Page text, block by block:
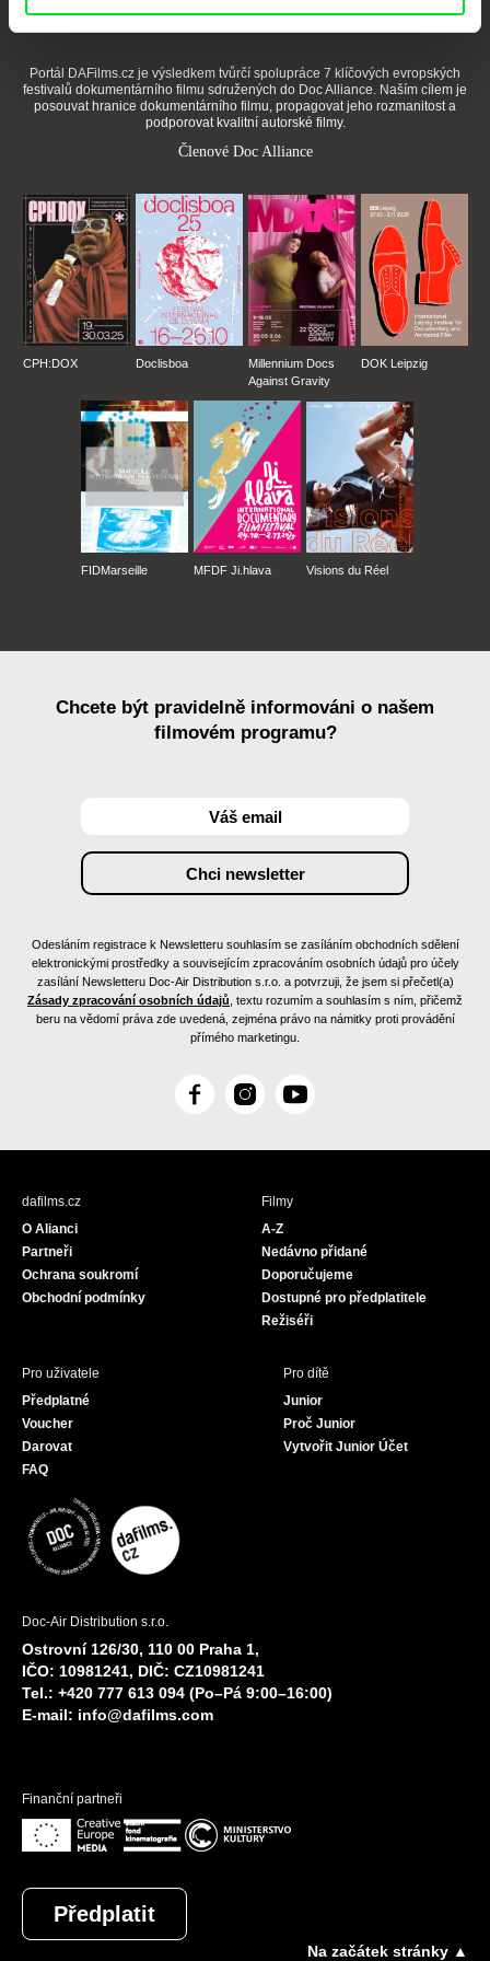
Portál DAFilms.cz je výsledkem tvůrčí spolupráce 7 klíčových evropských
festivalů dokumentárního filmu sdružených do Doc Alliance. Naším cílem je
posouvat hranice dokumentárního filmu, propagovat jeho rozmanitost a
podporovat kvalitní autorské filmy.
Členové Doc Alliance
CPH:DOX Doclisboa
Millennium Docs
Against Gravity
DOK Leipzig
FIDMarseille MFDF Ji.hlava Visions du Réel
Chcete být pravidelně informováni o našem
filmovém programu?
Odesláním registrace k Newsletteru souhlasím se zasíláním obchodních sdělení
elektronickými prostředky a souvisejícím zpracováním osobních údajů pro účely
zasílání Newsletteru Doc-Air Distribution s.r.o. a potvrzuji, že jsem si přečetl(a)
Zásady zpracování osobních údajů , textu rozumím a souhlasím s ním, přičemž
beru na vědomí práva zde uvedená, zejména právo na námitky proti provádění
přímého marketingu.
F
c
I
s
Y
u
dafilms.cz
O Alianci
Partneři
Ochrana soukromí
Obchodní podmínky
Filmy
A-Z
Nedávno přidané
Doporučujeme
Dostupné pro předplatitele
Režiséři
Pro uživatele
Předplatné
Voucher
Darovat
FAQ
Pro dítě
Junior
Proč Junior
Vytvořit Junior Účet
Doc-Air Distribution s.r.o.
Ostrovní 126/30, 110 00 Praha 1,
IČO: 10981241, DIČ: CZ10981241
Tel.: +420 777 613 094 (Po–Pá 9:00–16:00)
E-mail: info@dafilms.com
Finanční partneři
Předplatit
Na začátek stránky ▲